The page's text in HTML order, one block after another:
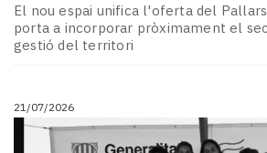
El nou espai unifica l'oferta del
porta a incorporar pròximament el
gestió del territori
21/07/2026